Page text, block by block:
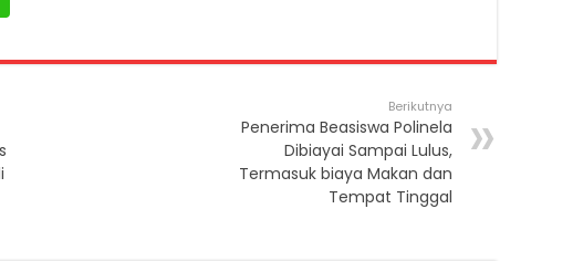
Berikutnya
Penerima Beasiswa Polinela
Dibiayai Sampai Lulus,
Termasuk biaya Makan dan
Tempat Tinggal